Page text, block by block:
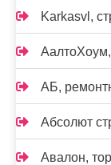
Karkasvl,
АБ,
Абсолют
Авалон,